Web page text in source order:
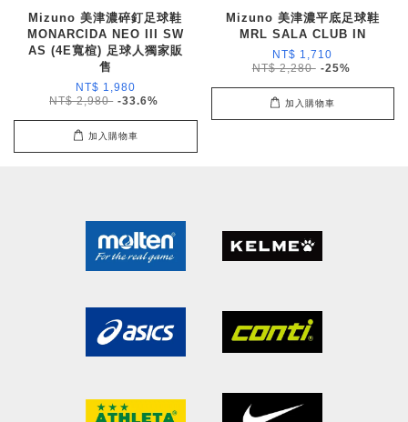
Mizuno 美津濃碎釘足球鞋
MONARCIDA NEO III SW
AS (4E寬楦) 足球人獨家販
售
NT$ 1,980
NT$ 2,980 -33.6%
加入購物車
Mizuno 美津濃平底足球鞋
MRL SALA CLUB IN
NT$ 1,710
NT$ 2,280 -25%
加入購物車